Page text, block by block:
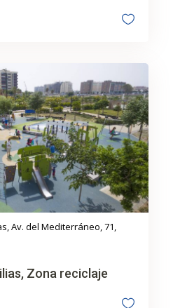
Av. del Mediterráneo, 71,
Zona reciclaje